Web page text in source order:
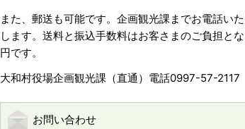
また、郵送も可能です。企画観光課までお電話い
します。送料と振込手数料はお客さまのご負担と
円です。
大和村役場企画観光課（直通）電話0997-57-2117
お問い合わせ